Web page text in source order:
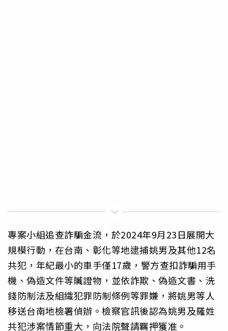
專案小組追查詐騙金流，於2024年9月23日展開大
規模行動，在台南、彰化等地逮捕姚男及其他12名
共犯，年紀最小的車手僅17歲，警方查扣詐騙用手
機、偽造文件等贓證物，並依詐欺、偽造文書、洗
錢防制法及組織犯罪防制條例等罪嫌，將姚男等人
移送台南地檢署偵辦。檢察官訊後認為姚男及羅姓
共犯涉案情節重大，向法院聲請羈押獲准。